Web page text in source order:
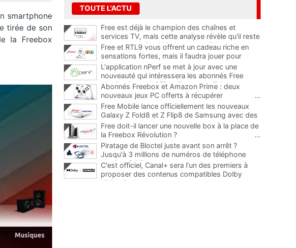
smartphone
tirée de son
la Freebox
TOUTE L'ACTU
Free est déjà le champion des chaînes et
services TV, mais cette analyse révèle qu'il reste
encore au moins 141 ajouts possibles
Free et RTL9 vous offrent un cadeau riche en
sensations fortes, mais il faudra jouer pour
l'obtenir
L'application nPerf se met à jour avec une
nouveauté qui intéressera les abonnés Free
Mobile, Orange, SFR et Bouygues Telecom
Abonnés Freebox et Amazon Prime : deux
nouveaux jeux PC offerts à récupérer
...
Free Mobile lance officiellement les nouveaux
Galaxy Z Fold8 et Z Flip8 de Samsung avec des
promos et des cadeaux
...
Free doit-il lancer une nouvelle box à la place de
la Freebox Révolution ?
...
Piratage de Bloctel juste avant son arrêt ?
Jusqu'à 3 millions de numéros de téléphone
auraient fuité
C'est officiel, Canal+ sera l'un des premiers à
proposer des contenus compatibles Dolby
Vision 2